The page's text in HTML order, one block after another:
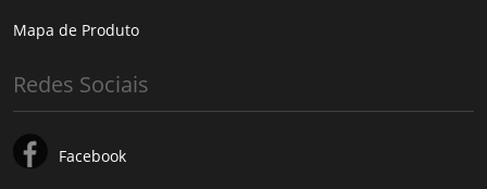
Mapa de Produto
Redes Sociais
Facebook